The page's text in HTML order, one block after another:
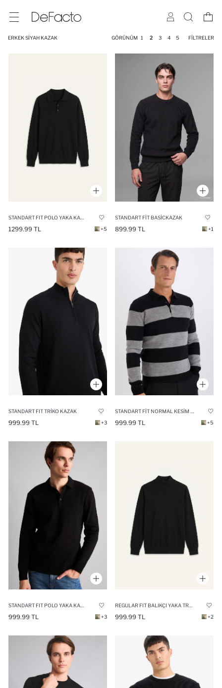
ERKEK SIYAH KAZAK GÖRÜNÜM 1 2 3 4 5 FILTRELER
1299.99 TL +5
STANDART FIT BASICKAZAK
899.99 TL +1
STANDART FIT TRIKO KAZAK
999.99 TL +3 999.99 TL +5
999.99 TL +3 999.99 TL +2